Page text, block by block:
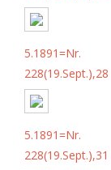
5.1891=Nr.
228(19.Sept.),28
5.1891=Nr.
228(19.Sept.),31